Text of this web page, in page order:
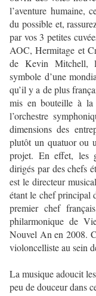
l’aventure humaine,
du possible et,
par vos 3 petites
AOC, Hermitage et
de Kevin Mitchell,
symbole d’une
qu’il y a de plus
mis en bouteille à la
l’orchestre
dimensions des
plutôt un quatuor ou
projet. En effet, les
dirigés par des chefs
est le directeur
étant le chef principal
premier chef
philarmonique de
Nouvel An en 2008.
violoncelliste au sein
La musique adoucit
peu de douceur dans